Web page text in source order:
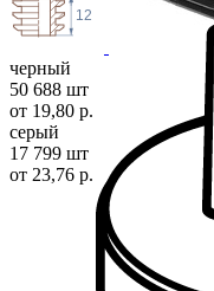
12
черный
50 688 шт
от 19,80 р.
серый
17 799 шт
от 23,76 р.